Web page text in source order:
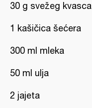
30 g svežeg kvasca
1 kašičica šećera
300 ml mleka
50 ml ulja
2 jajeta